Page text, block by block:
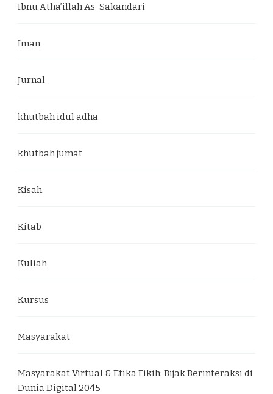
Ibnu Atha’illah As-Sakandari
Iman
Jurnal
khutbah idul adha
khutbah jumat
Kisah
Kitab
Kuliah
Kursus
Masyarakat
Masyarakat Virtual & Etika Fikih: Bijak Berinteraksi di
Dunia Digital 2045